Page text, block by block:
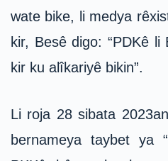
wate bike, li medya
kir, Besê digo: “PDKê
kir ku alîkariyê bikin”.
Li roja 28 sibata
bernameya taybet ya